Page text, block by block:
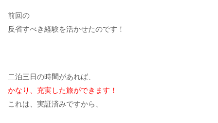
前回の
反省すべき経験を活かせたのです！
二泊三日の時間があれば、
かなり、充実した旅ができます！
これは、実証済みですから、